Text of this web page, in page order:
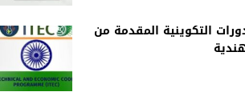
التكوينية المقدمة من